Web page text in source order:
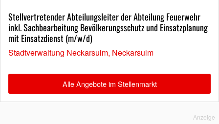
Stellvertretender Abteilungsleiter der Abteilung Feuerwehr
inkl. Sachbearbeitung Bevölkerungsschutz und Einsatzplanung
mit Einsatzdienst (m/w/d)
Stadtverwaltung Neckarsulm, Neckarsulm
Alle Angebote im Stellenmarkt
Anzeige